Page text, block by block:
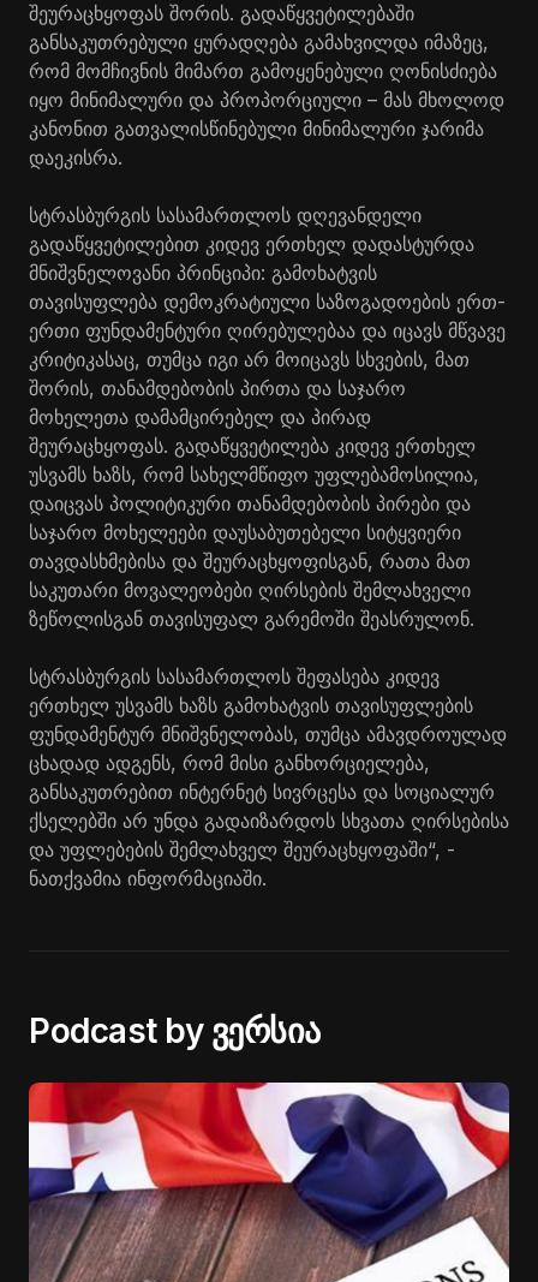
შეურაცხყოფას შორის. გადაწყვეტილებაში
განსაკუთრებული ყურადღება გამახვილდა იმაზეც,
რომ მომჩივნის მიმართ გამოყენებული ღონისძიება
იყო მინიმალური და პროპორციული – მას მხოლოდ
კანონით გათვალისწინებული მინიმალური ჯარიმა
დაეკისრა.
სტრასბურგის სასამართლოს დღევანდელი
გადაწყვეტილებით კიდევ ერთხელ დადასტურდა
მნიშვნელოვანი პრინციპი: გამოხატვის
თავისუფლება დემოკრატიული საზოგადოების ერთ-
ერთი ფუნდამენტური ღირებულებაა და იცავს მწვავე
კრიტიკასაც, თუმცა იგი არ მოიცავს სხვების, მათ
შორის, თანამდებობის პირთა და საჯარო
მოხელეთა დამამცირებელ და პირად
შეურაცხყოფას. გადაწყვეტილება კიდევ ერთხელ
უსვამს ხაზს, რომ სახელმწიფო უფლებამოსილია,
დაიცვას პოლიტიკური თანამდებობის პირები და
საჯარო მოხელეები დაუსაბუთებელი სიტყვიერი
თავდასხმებისა და შეურაცხყოფისგან, რათა მათ
საკუთარი მოვალეობები ღირსების შემლახველი
ზეწოლისგან თავისუფალ გარემოში შეასრულონ.
სტრასბურგის სასამართლოს შეფასება კიდევ
ერთხელ უსვამს ხაზს გამოხატვის თავისუფლების
ფუნდამენტურ მნიშვნელობას, თუმცა ამავდროულად
ცხადად ადგენს, რომ მისი განხორციელება,
განსაკუთრებით ინტერნეტ სივრცესა და სოციალურ
ქსელებში არ უნდა გადაიზარდოს სხვათა ღირსებისა
და უფლებების შემლახველ შეურაცხყოფაში“, -
ნათქვამია ინფორმაციაში.
Podcast by ვერსია